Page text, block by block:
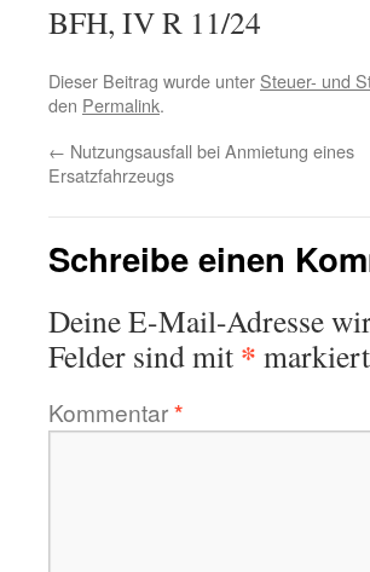
BFH, IV R 11/24
Dieser Beitrag wurde unter Steuer- und
den Permalink.
← Nutzungsausfall bei Anmietung eines
Ersatzfahrzeugs
Schreibe einen
Deine E-Mail-Adresse
Felder sind mit * markiert
Kommentar*